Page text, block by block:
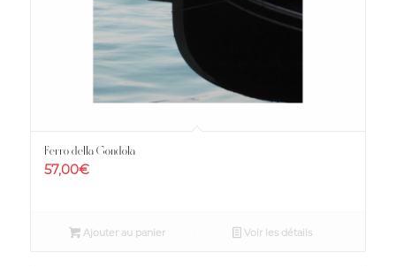
Ferro della Gondola
57,00€
Ajouter au panier Voir les détails